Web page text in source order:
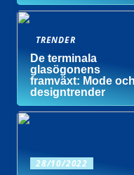
TRENDER
De terminala
glasögonens
framväxt: Mode och
designtrender
28/10/2022